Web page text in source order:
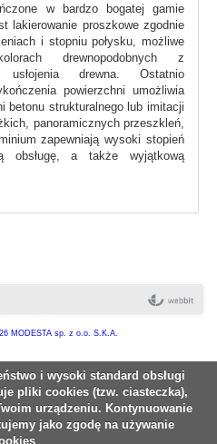
w bardzo bogatej gamie
lakierowanie proszkowe zgodnie
i stopniu połysku, możliwe
drewnopodobnych z
usłojenia drewna. Ostatnio
powierzchni umożliwia
betonu strukturalnego lub imitacji
panoramicznych przeszkleń,
zapewniają wysoki stopień
obsługę, a także wyjątkową
MODESTA sp. z o.o. S.K.A.
i wysoki standard obsługi
pliki cookies (tzw. ciasteczka),
urządzeniu. Kontynuowanie
jako zgodę na używanie